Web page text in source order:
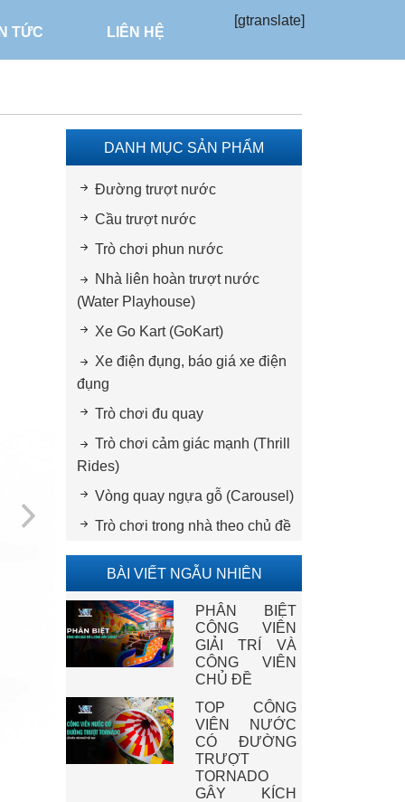
TỨC LIÊN HỆ
[gtranslate]
DANH MỤC SẢN PHẨM
Đường trượt nước
Cầu trượt nước
Trò chơi phun nước
Nhà liên hoàn trượt nước
(Water Playhouse)
Xe Go Kart (GoKart)
Xe điện đụng, báo giá xe điện
đụng
Trò chơi đu quay
Trò chơi cảm giác mạnh (Thrill
Rides)
Vòng quay ngựa gỗ (Carousel)
Trò chơi trong nhà theo chủ đề
BÀI VIẾT NGẪU NHIÊN
PHÂN BIỆT
CÔNG VIÊN
GIẢI TRÍ VÀ
CÔNG VIÊN
CHỦ ĐỀ
TOP CÔNG
VIÊN NƯỚC
CÓ ĐƯỜNG
TRƯỢT
TORNADO
GÂY KÍCH